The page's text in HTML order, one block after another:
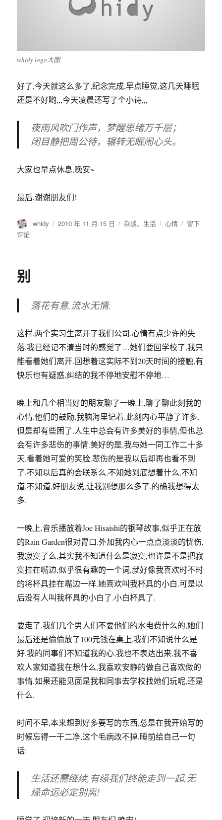
whidy logo大图
好了,今天就这么多了,纪念完成,早点睡觉,这几天睡眠
还是不好哟,,,今天凌晨还写了个小诗,,,
夜雨风吹门作声，梦醒思绪万千层；
闭目静把周公待，辗转无眠闹心头。
大家也早点休息,晚安~
最后,谢谢朋友们!
作
whidy
发
2010 年 11 月 15 日
分
杂谈、 生活
标
心情
于
留下
评论
别
落花有意,流水无情.
这样,两个实习生离开了我们公司.心情有点少许的失
落.我已经记不清当时的感觉了…她们要回学校了,我只
能看着她们离开.回想着这实际不到20天时间的接触,有
快乐也有疑惑,纠结的我不停地安慰不停地…
晚上和几个相当好的朋友聊了一晚上,聊了聊此刻我的
心情.他们的鼓励,我脑海里记着.此刻内心平静了许多,
但是却有些困了.人生中总会有许多美好的事情,但也总
会有许多悲伤的事情.美好的是,我与她一同工作二十多
天,看着她可爱的笑脸.悲伤的是我以后却再也看不到
了.不知以后真的会联系么,不知她到底想着什么,不知
道,不知道,好朋友说,让我别想那么多了.的确我想得太
多.
一晚上,音乐播放着Joe Hisaishi的钢琴故事,似乎正在放
的Rain Garden很对胃口.外加我内心一点点淡淡的忧伤,
我寂寞了么,其实我不知道什么是寂寞,也许是不是把寂
寞挂在嘴边,似乎很有趣的一个词,就好像我喜欢时不时
的将杯具挂在嘴边一样.她喜欢叫我杯具的小白.可是以
后没有人叫我杯具的小白了.小白杯具了.
要走了,我们几个男人们不要他们的水电费什么的,她们
最后还是偷偷放了100元钱在桌上,我们不知说什么是
好.我的同事们不知道我的心,我也不表达出来,我不喜
欢人家知道我在想什么,我喜欢安静的做自己喜欢做的
事情.如果还能见面是我和同事去学校找她们玩呢,还是
什么.
时间不早,本来想到好多要写的东西,总是在我开始写的
时候忘得一干二净,这个毛病改不掉.睡前给自己一句
话:
生活还需继续,有缘我们终能走到一起,无
缘命运必定别离!